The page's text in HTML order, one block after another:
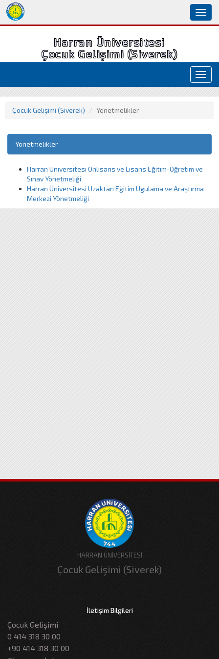
Harran Üniversitesi
Çocuk Gelişimi (Siverek)
Çocuk Gelişimi (Siverek) Yönetmelikler
Yönetmelikler
Harran Üniversitesi Önlisans ve Lisans Eğitim-Öğretim ve
Sınav Yönetmeliği
Harran Üniversitesi Uzaktan Eğitim Ugulama ve Araştırma
Merkezi Yönetmeliği
HARRAN ÜNİVERSİTESİ
Çocuk Gelişimi (Siverek)
İletişim Bilgileri
Çocuk Gelişimi
0 414 318 30 00
+90 414 318 30 00